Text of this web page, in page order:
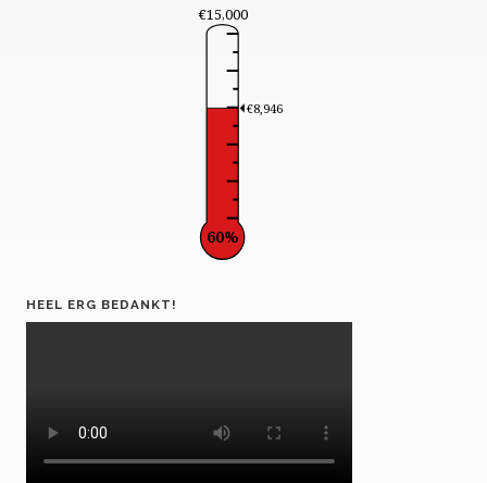
€15,000
€8,946
60%
HEEL ERG BEDANKT!